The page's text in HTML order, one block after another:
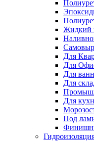
Жидкий
Для
Для
Для
Для
Для
Под